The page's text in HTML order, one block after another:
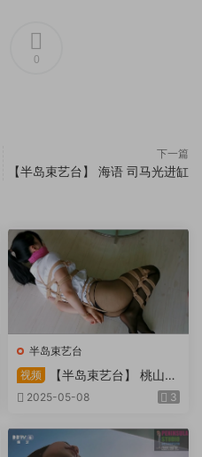
0
下一篇
【半岛束艺台】 海语 司马光进缸
半岛束艺台
视频
【半岛束艺台】 桃山漫
画改编03 团缚美女超刺激玩
2025-05-08 3